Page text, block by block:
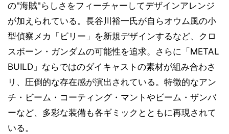
の"海賊"らしさをフィーチャーしてデザインアレンジ
が加えられている。長谷川裕一氏が自らオウム風の小
型偵察メカ「ビリー」を新規デザインするなど、クロ
スボーン・ガンダムの可能性を追求。さらに「METAL
BUILD」ならではのダイキャストの素材が組み合わさ
リ、圧倒的な存在感が演出されている。特徴的なアン
チ・ビーム・コーティング・マントやビーム・ザンバ
ーなど、多彩な装備も各ギミックとともに再現されて
いる。